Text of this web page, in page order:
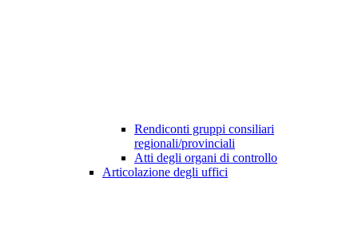
Rendiconti gruppi consiliari
regionali/provinciali
Atti degli organi di controllo
Articolazione degli uffici